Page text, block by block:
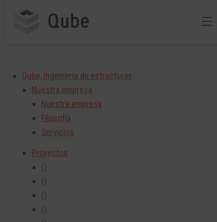
Qube, Ingeniería de estructuras
Nuestra empresa
Nuestra empresa
Filosofía
Servicios
Proyectos
()
()
()
()